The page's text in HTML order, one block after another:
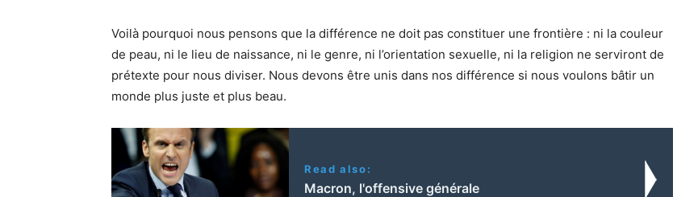
Voilà pourquoi nous pensons que la différence ne doit pas constituer une frontière : ni la couleur
de peau, ni le lieu de naissance, ni le genre, ni l’orientation sexuelle, ni la religion ne serviront de
prétexte pour nous diviser. Nous devons être unis dans nos différence si nous voulons bâtir un
monde plus juste et plus beau.
Read also:
Macron, l'offensive générale